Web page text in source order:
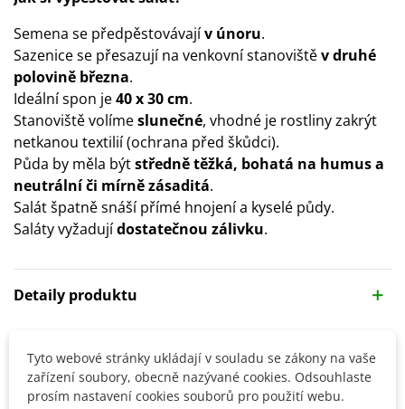
Semena se předpěstovávajív únoru.
Sazenice se přesazují na venkovní stanovištěv druhé
polovině března.
Ideální spon je40 x 30 cm.
Stanoviště volímeslunečné, vhodné je rostliny zakrýt
netkanou textilií (ochrana před škůdci).
Půda by měla býtstředně těžká, bohatá na humus a
neutrální či mírně zásaditá.
Salát špatně snáší přímé hnojení a kyselé půdy.
Saláty vyžadujídostatečnou zálivku.
Detaily produktu
Tyto webové stránky ukládají v souladu se zákony na vaše
zařízení soubory, obecně nazývané cookies. Odsouhlaste
prosím nastavení cookies souborů pro použití webu.